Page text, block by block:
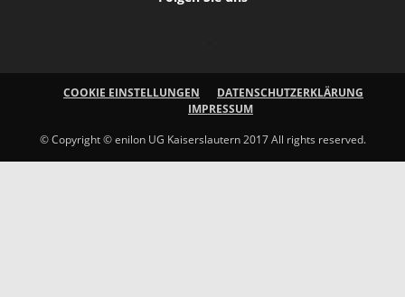
COOKIE EINSTELLUNGEN
DATENSCHUTZERKLÄRUNG
IMPRESSUM
© Copyright © enilon UG Kaiserslautern 2017 All rights reserved.